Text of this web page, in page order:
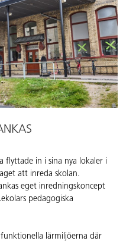
flyttade in i sina nya lokaler i
att inreda skolan.
eget inredningskoncept
pedagogiska
lärmiljöerna där